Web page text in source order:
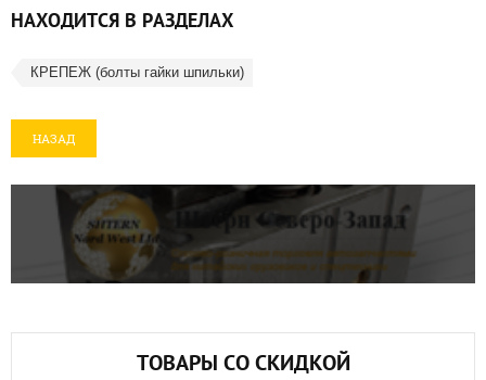
НАХОДИТСЯ В РАЗДЕЛАХ
КРЕПЕЖ (болты гайки шпильки)
НАЗАД
ТОВАРЫ СО СКИДКОЙ